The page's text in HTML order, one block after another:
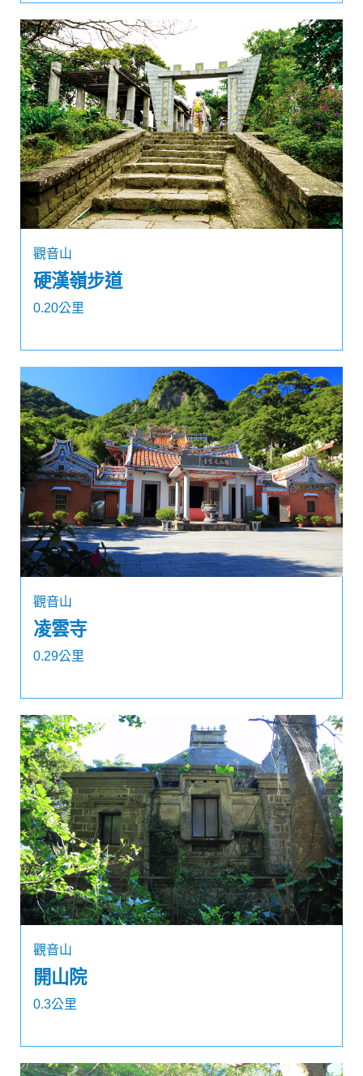
觀音山
硬漢嶺步道
0.20公里
觀音山
凌雲寺
0.29公里
觀音山
開山院
0.3公里